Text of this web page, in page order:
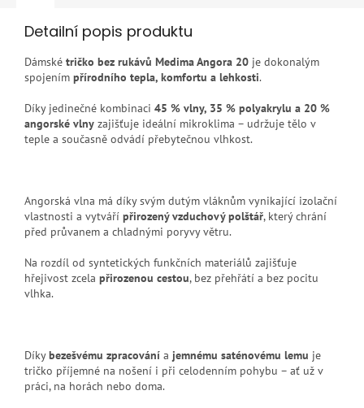
Detailní popis produktu
Dámské tričko bez rukávů Medima Angora 20 je dokonalým
spojením přírodního tepla, komfortu a lehkosti.
Díky jedinečné kombinaci 45 % vlny, 35 % polyakrylu a 20 %
angorské vlny zajišťuje ideální mikroklima – udržuje tělo v
teple a současně odvádí přebytečnou vlhkost.
Angorská vlna má díky svým dutým vláknům vynikající izolační
vlastnosti a vytváří přirozený vzduchový polštář, který chrání
před průvanem a chladnými poryvy větru.
Na rozdíl od syntetických funkčních materiálů zajišťuje
hřejivost zcela přirozenou cestou, bez přehřátí a bez pocitu
vlhka.
Díkybezešvému zpracování a jemnému saténovému lemu je
tričko příjemné na nošení i při celodenním pohybu – ať už v
práci, na horách nebo doma.